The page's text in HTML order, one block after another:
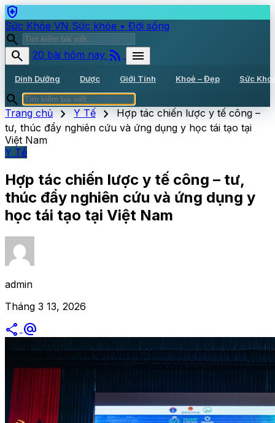
health_and_safety
Sức Khỏe VN Sức khỏe • Đời sống
search
search
20 bài hôm nay rss_feed menu
Dinh Dưỡng Dược Giới Tính Khoẻ – Đẹp Sức
search
Trang chủ chevron_right Y Tế chevron_right Hợp tác chiến lược y tế công –
tư, thúc đẩy nghiên cứu và ứng dụng y học tái tạo tại
Việt Nam
Y Tế
Hợp tác chiến lược y tế công – tư,
thúc đẩy nghiên cứu và ứng dụng y
học tái tạo tại Việt Nam
admin
Tháng 3 13, 2026
share alternate_email